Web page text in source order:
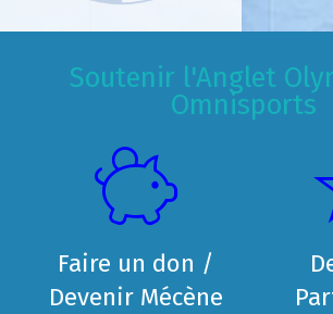
Soutenir l'Anglet
Omnisports
Faire un don /
Devenir Mécène